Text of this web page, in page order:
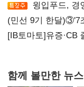
윙입푸드, 경
(민선 9기 한달)③'7
20년만에 '비상재정
[IB토마토]유증·CB
함께 볼만한 뉴스